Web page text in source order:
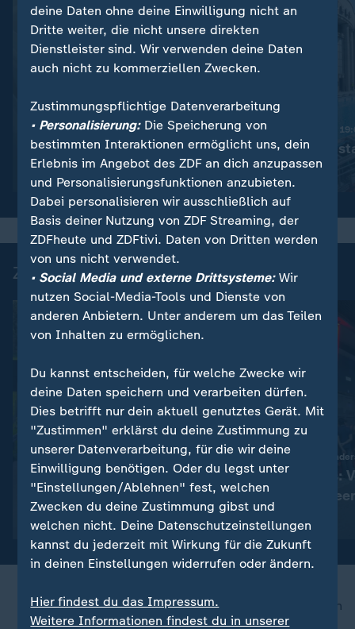
Nachrichten | heute 19:00 Uhr:
Trotz Krieg:
Leihmutterschaft in der
Ukraine
Nachrichten | heute
Schwimmbad
Video
Zuletzt auf ZDFheute veröffentlicht
Niedrigwasser belastet Lieferketten:
Erste Länder heben Lkw-
Sonntagsfahrverbot auf
mit Video 2:39
Was die Szene
Berliner Clubs:
Tanzflächen,
mit Video
nach oben
deine Daten ohne deine Einwilligung nicht an
Dritte weiter, die nicht unsere direkten
Dienstleister sind. Wir verwenden deine Daten
auch nicht zu kommerziellen Zwecken.
Zustimmungspflichtige Datenverarbeitung
• Personalisierung:Die Speicherung von
bestimmten Interaktionen ermöglicht uns, dein
Erlebnis im Angebot des ZDF an dich anzupassen
und Personalisierungsfunktionen anzubieten.
Dabei personalisieren wir ausschließlich auf
Basis deiner Nutzung von ZDF Streaming, der
ZDFheute und ZDFtivi. Daten von Dritten werden
von uns nicht verwendet.
• Social Media und externe Drittsysteme:Wir
nutzen Social-Media-Tools und Dienste von
anderen Anbietern. Unter anderem um das Teilen
von Inhalten zu ermöglichen.
Du kannst entscheiden, für welche Zwecke wir
deine Daten speichern und verarbeiten dürfen.
Dies betrifft nur dein aktuell genutztes Gerät. Mit
"Zustimmen" erklärst du deine Zustimmung zu
unserer Datenverarbeitung, für die wir deine
Einwilligung benötigen. Oder du legst unter
"Einstellungen/Ablehnen" fest, welchen
Zwecken du deine Zustimmung gibst und
welchen nicht. Deine Datenschutzeinstellungen
kannst du jederzeit mit Wirkung für die Zukunft
in deinen Einstellungen widerrufen oder ändern.
Hier findest du das Impressum.
Weitere Informationen findest du in unserer